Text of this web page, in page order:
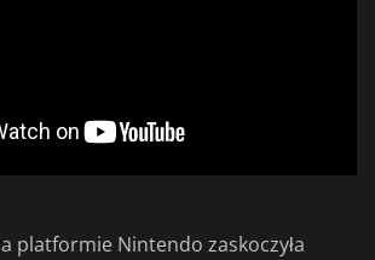
platformie Nintendo zaskoczyła